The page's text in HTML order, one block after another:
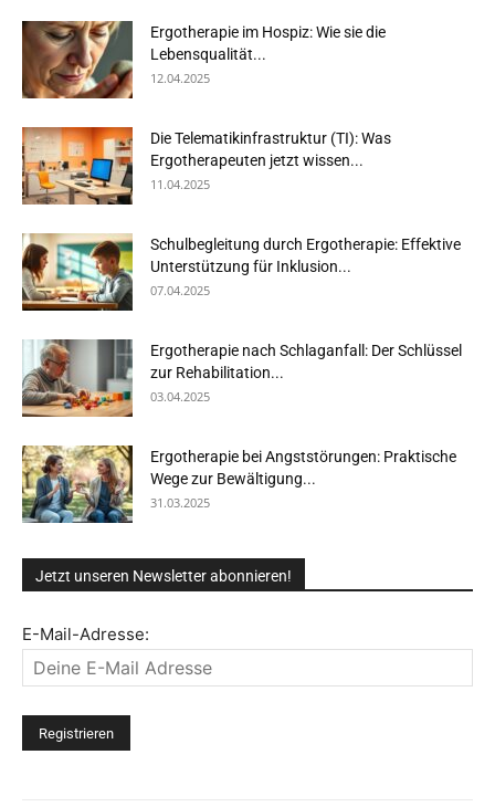
Ergotherapie im Hospiz: Wie sie die
Lebensqualität...
12.04.2025
Die Telematikinfrastruktur (TI): Was
Ergotherapeuten jetzt wissen...
11.04.2025
Schulbegleitung durch Ergotherapie: Effektive
Unterstützung für Inklusion...
07.04.2025
Ergotherapie nach Schlaganfall: Der Schlüssel
zur Rehabilitation...
03.04.2025
Ergotherapie bei Angststörungen: Praktische
Wege zur Bewältigung...
31.03.2025
Jetzt unseren Newsletter abonnieren!
E-Mail-Adresse: